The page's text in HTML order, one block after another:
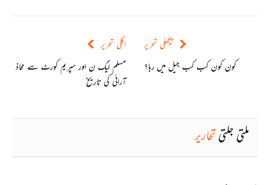
پچھلی تحریر
کون کون کب کب جیل میں رہا؟
اگلی تحریر
مسلم لیگ ن اور سپریم کورٹ سے محاذ
آرائی کی تاریخ
ملتی جلتیتحاریر